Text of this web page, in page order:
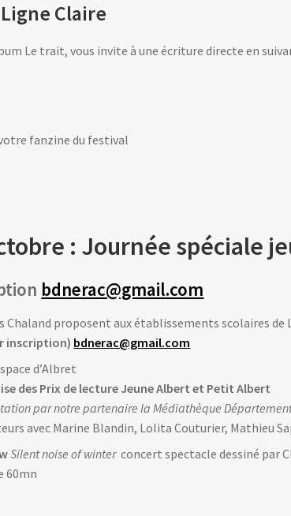
Claire
Le trait, vous invite à une écriture directe en
fanzine du festival
: Journée spéciale
bdnerac@gmail.com
Chaland proposent aux établissements scolaires
inscription) bdnerac@gmail.com
d’Albret
des Prix de lecture Jeune Albert et Petit Albert
par notre partenaire la Médiathèque
avec Marine Blandin, Lolita Couturier, Mathieu
Silent noise of winter concert spectacle dessiné par
60mn